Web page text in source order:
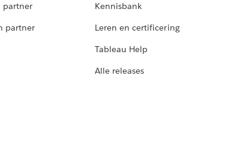
partner
partner
Kennisbank
Leren en certificering
Tableau Help
Alle releases